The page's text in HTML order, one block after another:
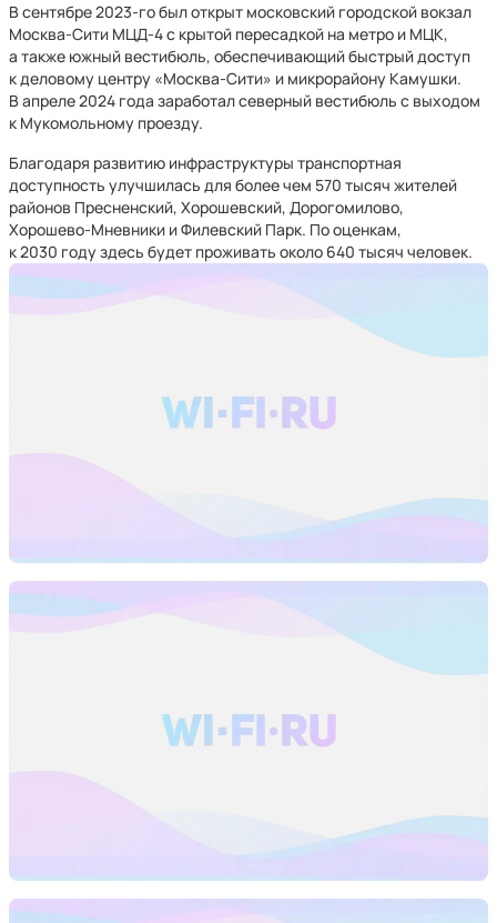
В сентябре 2023-го был открыт московский городской вокзал
Москва-Сити МЦД-4 с крытой пересадкой на метро и МЦК,
а также южный вестибюль, обеспечивающий быстрый доступ
к деловому центру «Москва-Сити» и микрорайону Камушки.
В апреле 2024 года заработал северный вестибюль с выходом
к Мукомольному проезду.
Благодаря развитию инфраструктуры транспортная
доступность улучшилась для более чем 570 тысяч жителей
районов Пресненский, Хорошевский, Дорогомилово,
Хорошево-Мневники и Филевский Парк. По оценкам,
к 2030 году здесь будет проживать около 640 тысяч человек.